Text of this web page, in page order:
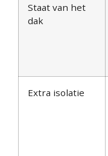
Staat van het
dak
Extra isolatie